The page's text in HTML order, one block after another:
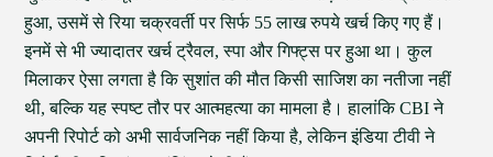
हुआ, उसमें से रिया चक्रवर्ती पर सिर्फ 55 लाख रुपये खर्च किए गए हैं।
इनमें से भी ज्यादातर खर्च ट्रैवल, स्पा और गिफ्ट्स पर हुआ था। कुल
मिलाकर ऐसा लगता है कि सुशांत की मौत किसी साजिश का नतीजा नहीं
थी, बल्कि यह स्पष्ट तौर पर आत्महत्या का मामला है। हालांकि CBI ने
अपनी रिपोर्ट को अभी सार्वजनिक नहीं किया है, लेकिन इंडिया टीवी ने